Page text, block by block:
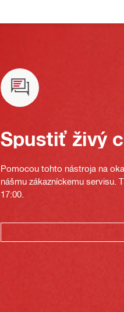
Spustiť živý
Pomocou tohto nástroja na
nášmu zákazníckemu servisu.
17:00.